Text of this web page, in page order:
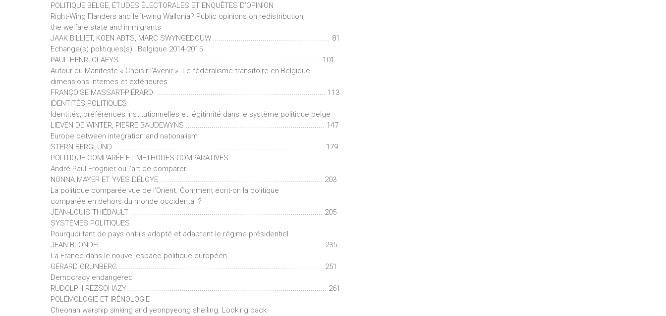
POLITIQUE BELGE, ÉTUDES ÉLECTORALES ET ENQUÊTES D’OPINION
Right-Wing Flanders and left-wing Wallonia? Public opinions on redistribution,
the welfare state and immigrants
JAAK BILLIET, KOEN ABTS, MARC SWYNGEDOUW ........................................................... 81
Echange(s) politiques(s) : Belgique 2014-2015
PAUL-HENRI CLAEYS ..................................................................................................... 101
Autour du Manifeste « Choisir l’Avenir ». Le fédéralisme transitoire en Belgique :
dimensions internes et extérieures
FRANÇOISE MASSART-PIÉRARD ...................................................................................... 113
IDENTITÉS POLITIQUES
Identités, préférences institutionnelles et légitimité dans le système politique belge
LIEVEN DE WINTER, PIERRE BAUDEWYNS ...................................................................... 147
Europe between integration and nationalism
STERN BERGLUND .......................................................................................................... 179
POLITIQUE COMPARÉE ET MÉTHODES COMPARATIVES
André-Paul Frognier ou l’art de comparer
NONNA MAYER ET YVES DÉLOYE .................................................................................. 203
La politique comparée vue de l’Orient. Comment écrit-on la politique
comparée en dehors du monde occidental ?
JEAN-LOUIS THIÉBAULT ................................................................................................. 205
SYSTÈMES POLITIQUES
Pourquoi tant de pays ont-ils adopté et adaptent le régime présidentiel
JEAN BLONDEL ............................................................................................................... 235
La France dans le nouvel espace politique européen
GÉRARD GRUNBERG ....................................................................................................... 251
Democracy endangered
RUDOLPH REZSOHAZY .................................................................................................... 261
POLÉMOLOGIE ET IRÉNOLOGIE
Cheonan warship sinking and yeonpyeong shelling. Looking back